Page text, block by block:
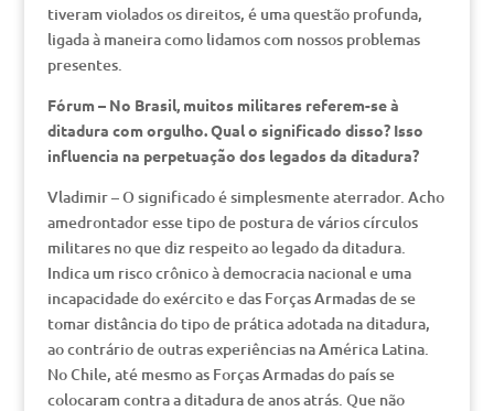
tiveram violados os direitos, é uma questão profunda,
ligada à maneira como lidamos com nossos problemas
presentes.
Fórum – No Brasil, muitos militares referem-se à
ditadura com orgulho. Qual o significado disso? Isso
influencia na perpetuação dos legados da ditadura?
Vladimir – O significado é simplesmente aterrador. Acho
amedrontador esse tipo de postura de vários círculos
militares no que diz respeito ao legado da ditadura.
Indica um risco crônico à democracia nacional e uma
incapacidade do exército e das Forças Armadas de se
tomar distância do tipo de prática adotada na ditadura,
ao contrário de outras experiências na América Latina.
No Chile, até mesmo as Forças Armadas do país se
colocaram contra a ditadura de anos atrás. Que não